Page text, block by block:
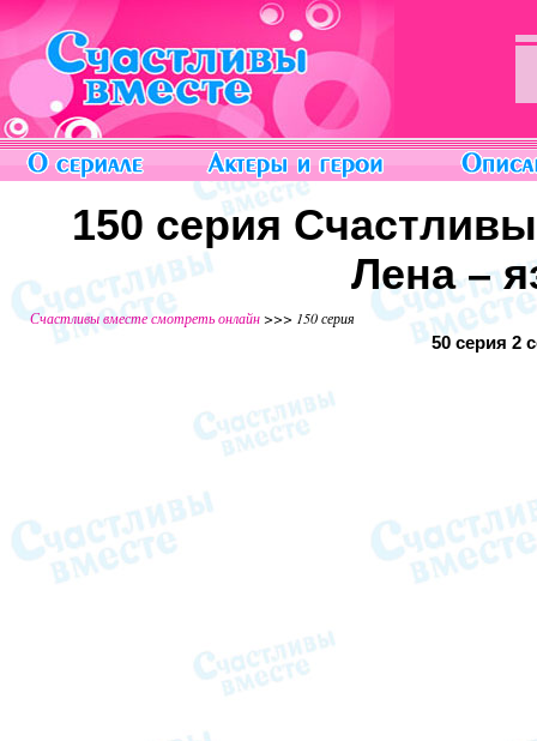
150 серия
Лена –
Счастливы вместе смотреть онлайн>>> 150 серия
50 серия 2